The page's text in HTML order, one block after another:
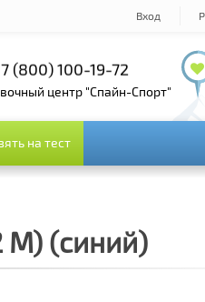
Вход
(495) 978-61-54
центр "Спайн-Спорт"
на тест
на тест
M) (синий)